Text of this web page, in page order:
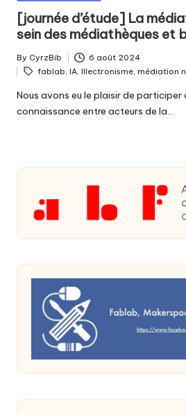
[journée d’étude] La
sein des médiathèques et
Posted
by
By CyrzBib 6 août 2024
Tags:
fablab, IA, Illectronisme, médiation
Nous avons eu le plaisir de participer
connaissance entre acteurs de la…